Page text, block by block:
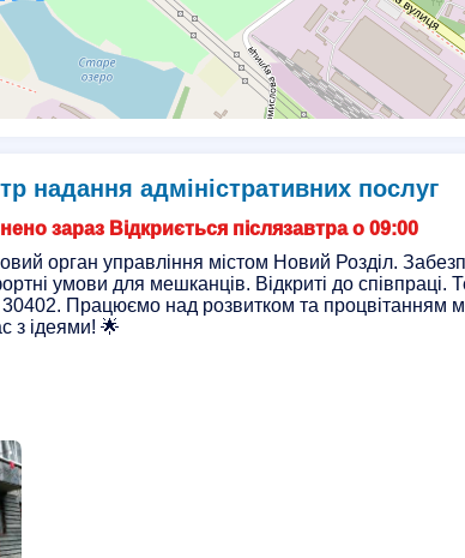
надання адміністративних послуг
зараз Відкриється післязавтра о 09:00
орган управління містом Новий Розділ.
умови для мешканців. Відкриті до співпраці.
Працюємо над розвитком та процвітанням
з ідеями! 🌟